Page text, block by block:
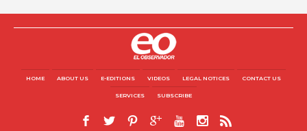
HOME ABOUT US E-EDITIONS VIDEOS LEGAL NOTICES CONTACT US
SERVICES SUBSCRIBE